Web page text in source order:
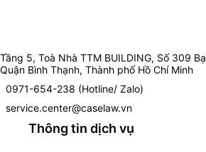
Tầng 5, Toà Nhà TTM BUILDING, Số 309
Quận Bình Thạnh, Thành phố Hồ Chí Minh
0971-654-238 (Hotline/ Zalo)
service.center@caselaw.vn
Thông tin dịch vụ